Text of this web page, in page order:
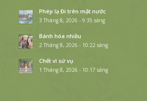
Phép lạ Đi trên mặt nước
3 Tháng 8, 2026 - 9:35 sáng
Bánh hóa nhiều
2 Tháng 8, 2026 - 10:22 sáng
Chết vì sứ vụ
1 Tháng 8, 2026 - 10:17 sáng